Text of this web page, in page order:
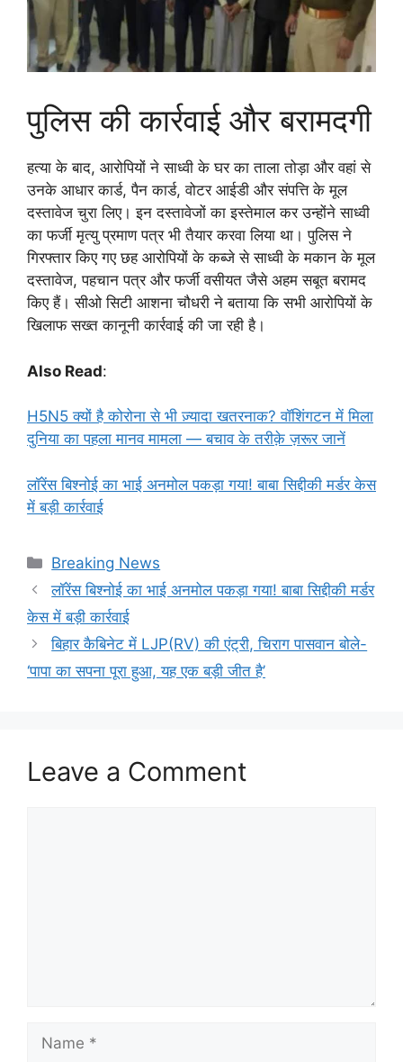
पुलिस की कार्रवाई और बरामदगी
हत्या के बाद, आरोपियों ने साध्वी के घर का ताला तोड़ा और वहां से
उनके आधार कार्ड, पैन कार्ड, वोटर आईडी और संपत्ति के मूल
दस्तावेज चुरा लिए। इन दस्तावेजों का इस्तेमाल कर उन्होंने साध्वी
का फर्जी मृत्यु प्रमाण पत्र भी तैयार करवा लिया था। पुलिस ने
गिरफ्तार किए गए छह आरोपियों के कब्जे से साध्वी के मकान के मूल
दस्तावेज, पहचान पत्र और फर्जी वसीयत जैसे अहम सबूत बरामद
किए हैं। सीओ सिटी आशना चौधरी ने बताया कि सभी आरोपियों के
खिलाफ सख्त कानूनी कार्रवाई की जा रही है।
Also Read:
H5N5 क्‍यों है कोरोना से भी ज़्यादा खतरनाक? वॉशिंगटन में मिला
दुनिया का पहला मानव मामला — बचाव के तरीक़े ज़रूर जानें
लॉरेंस बिश्नोई का भाई अनमोल पकड़ा गया! बाबा सिद्दीकी मर्डर केस
में बड़ी कार्रवाई
Categories
Breaking News
लॉरेंस बिश्नोई का भाई अनमोल पकड़ा गया! बाबा सिद्दीकी मर्डर
केस में बड़ी कार्रवाई
बिहार कैबिनेट में LJP(RV) की एंट्री, चिराग पासवान बोले-
‘पापा का सपना पूरा हुआ, यह एक बड़ी जीत है’
Leave a Comment